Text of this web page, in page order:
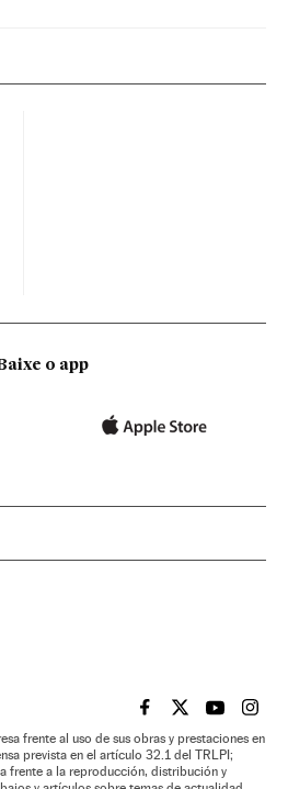
o app
EL PAÍS BRASIL EN
EL PAÍSEL PAÍS
EL
frente al uso de sus obras y prestaciones en
prevista en el artículo 32.1 del TRLPI;
frente a la reproducción, distribución y